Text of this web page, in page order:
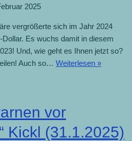
2025
vergrößerte sich im Jahr 2024
Es wuchs damit in diesem
Und, wie geht es Ihnen jetzt so?
Auch so… Weiterlesen »
vor
Kickl (31.1.2025)